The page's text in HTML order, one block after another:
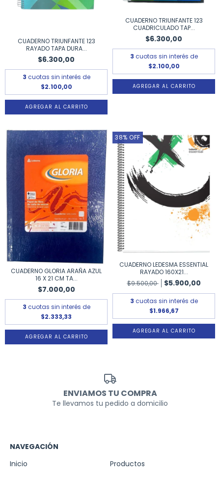
CUADERNO TRIUNFANTE 123
RAYADO TAPA DURA...
$6.300,00
3 cuotas sin interés de
$2.100,00
CUADERNO TRIUNFANTE 123
CUADRICULADO TAP...
$6.300,00
3 cuotas sin interés de
$2.100,00
CUADERNO GLORIA ARAÑA AZUL
16 X 21 CM TA...
$7.000,00
3 cuotas sin interés de
$2.333,33
38% OFF
CUADERNO LEDESMA ESSENTIAL
RAYADO 160X21...
$9.500,00
$5.900,00
3 cuotas sin interés de
$1.966,67
ENVIAMOS TU COMPRA
Te llevamos tu pedido a domicilio
NAVEGACIÓN
Inicio
Productos